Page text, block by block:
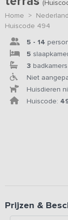
Home > Nederland
Huiscode 494
5 - 14
5
3
Niet
Huisdieren
Huiscode:
Prijzen &